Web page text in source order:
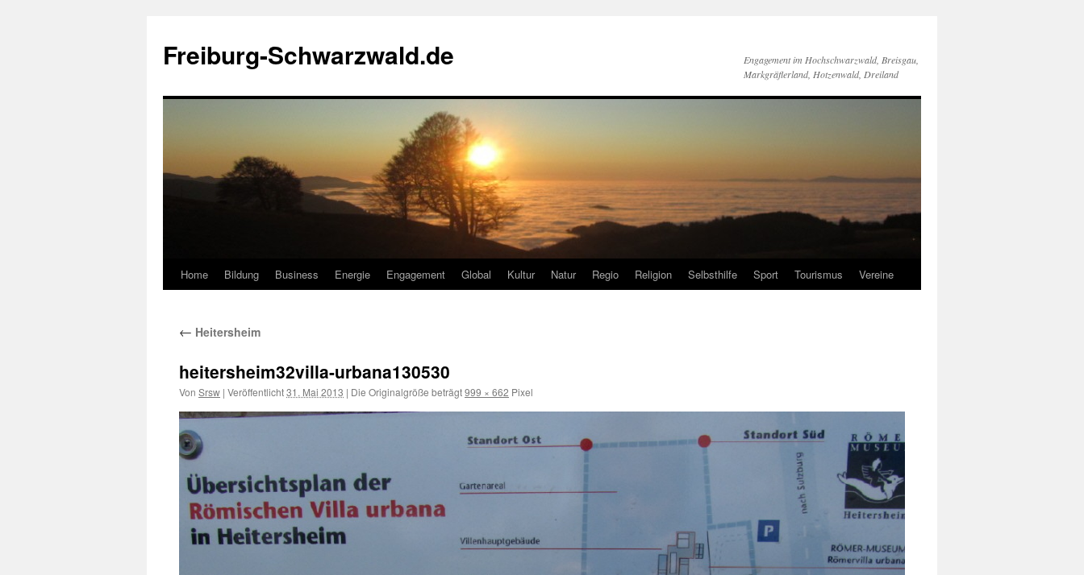
springen
Freiburg-Schwarzwald.de
Engagement im Hochschwarzwald, Breisgau,
Markgräflerland, Hotzenwald, Dreiland
Home Bildung Business Energie Engagement Global Kultur Natur Regio Religion Selbsthilfe Sport Tourismus Vereine
← Heitersheim
heitersheim32villa-urbana130530
Von Srsw | Veröffentlicht31. Mai 2013 | Die Originalgröße beträgt999 × 662 Pixel